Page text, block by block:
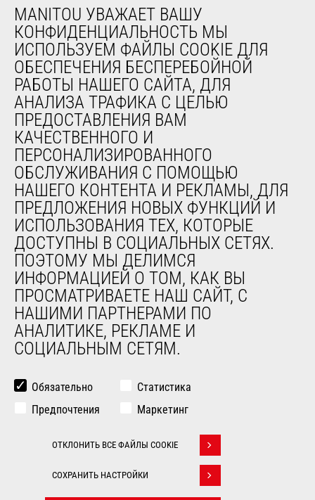
Финансирование
Продленная гарантия
Контракты на техническое обслуживание
Запасные части
Система удаленного мониторинга
Программное обеспечение для диагностики и
обслуживания
Обучение
Подержанное оборудование
О НАС
Компания
Контакты
Юридическая информация
Мероприятия
Новости
История
General Terms and Conditions of Sale
ДРУГИЕ САЙТЫ ГРУППЫ
Used Manitou Machines
Gehl
MANITOU УВАЖАЕТ ВАШУ
КОНФИДЕНЦИАЛЬНОСТЬ МЫ
ИСПОЛЬЗУЕМ ФАЙЛЫ COOKIE ДЛЯ
ОБЕСПЕЧЕНИЯ БЕСПЕРЕБОЙНОЙ
РАБОТЫ НАШЕГО САЙТА, ДЛЯ
АНАЛИЗА ТРАФИКА С ЦЕЛЬЮ
ПРЕДОСТАВЛЕНИЯ ВАМ
КАЧЕСТВЕННОГО И
ПЕРСОНАЛИЗИРОВАННОГО
ОБСЛУЖИВАНИЯ С ПОМОЩЬЮ
НАШЕГО КОНТЕНТА И РЕКЛАМЫ, ДЛЯ
ПРЕДЛОЖЕНИЯ НОВЫХ ФУНКЦИЙ И
ИСПОЛЬЗОВАНИЯ ТЕХ, КОТОРЫЕ
ДОСТУПНЫ В СОЦИАЛЬНЫХ СЕТЯХ.
ПОЭТОМУ МЫ ДЕЛИМСЯ
ИНФОРМАЦИЕЙ О ТОМ, КАК ВЫ
ПРОСМАТРИВАЕТЕ НАШ САЙТ, С
НАШИМИ ПАРТНЕРАМИ ПО
АНАЛИТИКЕ, РЕКЛАМЕ И
СОЦИАЛЬНЫМ СЕТЯМ.
Обязательно
Статистика
Предпочтения
Маркетинг
ОТКЛОНИТЬ ВСЕ ФАЙЛЫ COOKIE
СОХРАНИТЬ НАСТРОЙКИ